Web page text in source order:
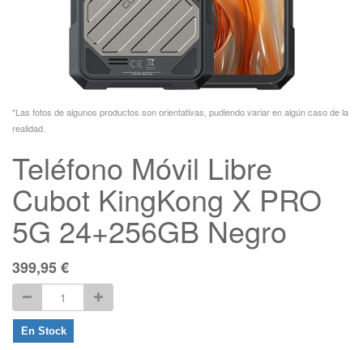
*Las fotos de algunos productos son orientativas, pudiendo variar en algún caso de la
realidad.
Teléfono Móvil Libre
Cubot KingKong X PRO
5G 24+256GB Negro
399,95€
En Stock